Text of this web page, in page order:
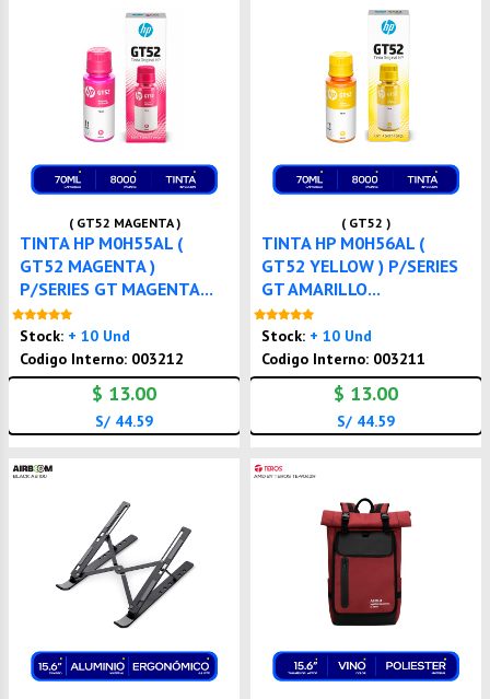
( GT52 MAGENTA )
TINTA HP M0H55AL (
GT52 MAGENTA )
P/SERIES GT MAGENTA...
Stock: + 10 Und
Codigo Interno: 003212
$ 13.00
S/ 44.59
( GT52 )
TINTA HP M0H56AL (
GT52 YELLOW ) P/SERIES
GT AMARILLO...
Stock: + 10 Und
Codigo Interno: 003211
$ 13.00
S/ 44.59